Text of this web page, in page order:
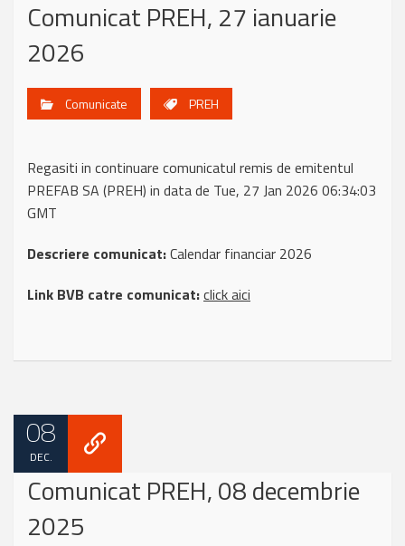
Comunicat PREH, 27 ianuarie
2026
Comunicate PREH
Regasiti in continuare comunicatul remis de emitentul
PREFAB SA (PREH) in data de Tue, 27 Jan 2026 06:34:03
GMT
Descriere comunicat:Calendar financiar 2026
Link BVB catre comunicat:click aici
08
DEC.
Comunicat PREH, 08 decembrie
2025